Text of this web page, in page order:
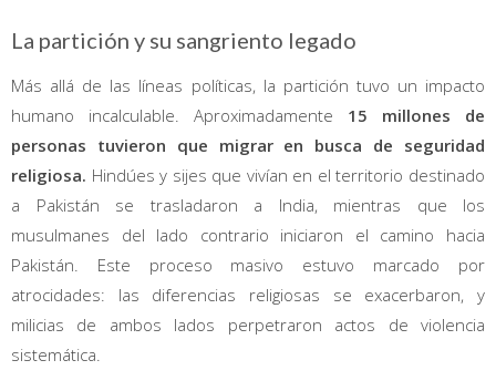
La partición y su sangriento legado
Más allá de las líneas políticas, la partición tuvo un impacto
humano incalculable. Aproximadamente 15 millones de
personas tuvieron que migrar en busca de seguridad
religiosa. Hindúes y sijes que vivían en el territorio destinado
a Pakistán se trasladaron a India, mientras que los
musulmanes del lado contrario iniciaron el camino hacia
Pakistán. Este proceso masivo estuvo marcado por
atrocidades: las diferencias religiosas se exacerbaron, y
milicias de ambos lados perpetraron actos de violencia
sistemática.